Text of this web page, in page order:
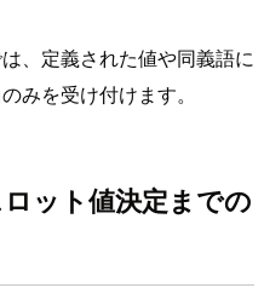
、定義された値や同義語に
みを受け付けます。
ット値決定までの